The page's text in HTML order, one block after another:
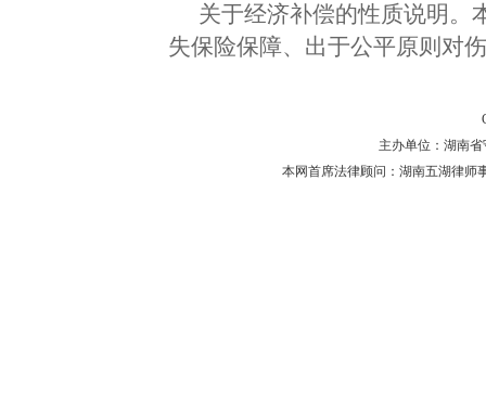
关于经济补偿的性质说明。
失保险保障、出于公平原则对
主办单位：湖南省
本网首席法律顾问：湖南五湖律师